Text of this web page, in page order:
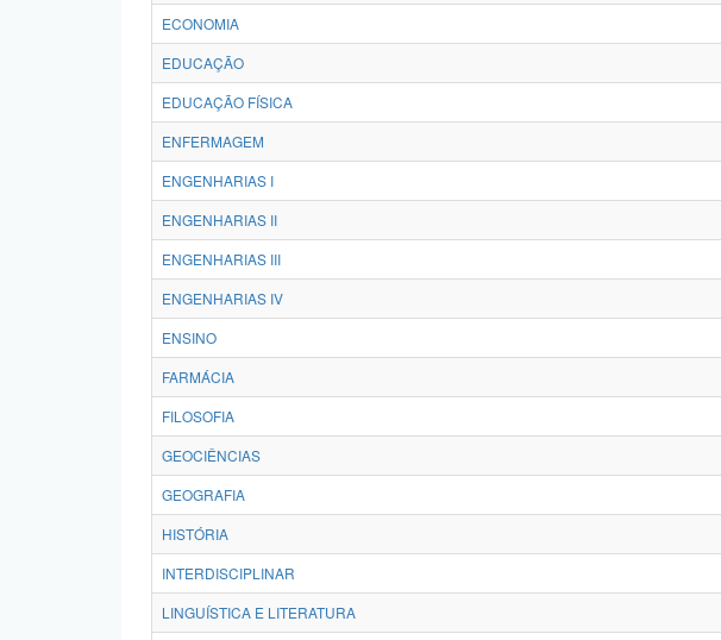
ECONOMIA
EDUCAÇÃO
EDUCAÇÃO FÍSICA
ENFERMAGEM
ENGENHARIAS I
ENGENHARIAS II
ENGENHARIAS III
ENGENHARIAS IV
ENSINO
FARMÁCIA
FILOSOFIA
GEOCIÊNCIAS
GEOGRAFIA
HISTÓRIA
INTERDISCIPLINAR
LINGUÍSTICA E LITERATURA